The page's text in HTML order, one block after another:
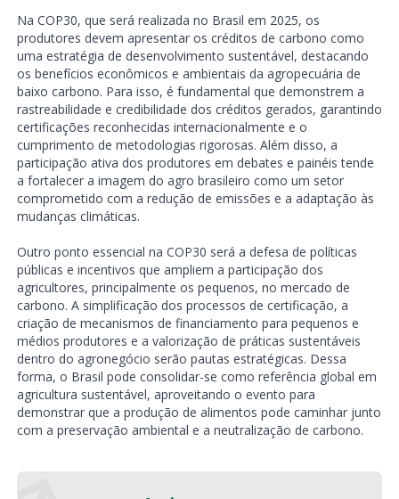
Na COP30, que será realizada no Brasil em 2025, os
produtores devem apresentar os créditos de carbono como
uma estratégia de desenvolvimento sustentável, destacando
os benefícios econômicos e ambientais da agropecuária de
baixo carbono. Para isso, é fundamental que demonstrem a
rastreabilidade e credibilidade dos créditos gerados, garantindo
certificações reconhecidas internacionalmente e o
cumprimento de metodologias rigorosas. Além disso, a
participação ativa dos produtores em debates e painéis tende
a fortalecer a imagem do agro brasileiro como um setor
comprometido com a redução de emissões e a adaptação às
mudanças climáticas.
Outro ponto essencial na COP30 será a defesa de políticas
públicas e incentivos que ampliem a participação dos
agricultores, principalmente os pequenos, no mercado de
carbono. A simplificação dos processos de certificação, a
criação de mecanismos de financiamento para pequenos e
médios produtores e a valorização de práticas sustentáveis
dentro do agronegócio serão pautas estratégicas. Dessa
forma, o Brasil pode consolidar-se como referência global em
agricultura sustentável, aproveitando o evento para
demonstrar que a produção de alimentos pode caminhar junto
com a preservação ambiental e a neutralização de carbono.